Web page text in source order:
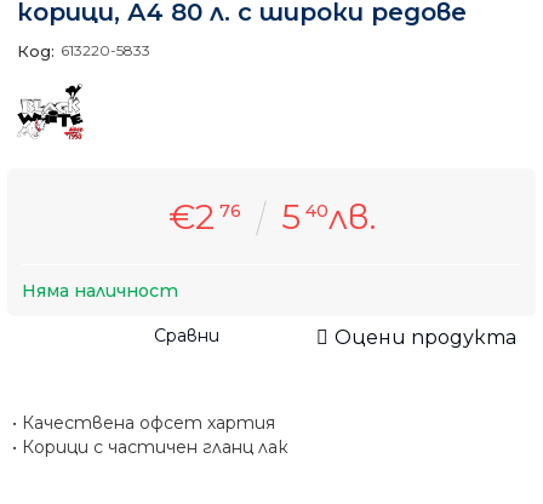
корици, А4 80 л. с широки редове
Код: 613220-5833
€2 76 5 40лв.
Няма наличност
Сравни Оцени продукта
• Качествена офсет хартия
• Корици с частичен гланц лак